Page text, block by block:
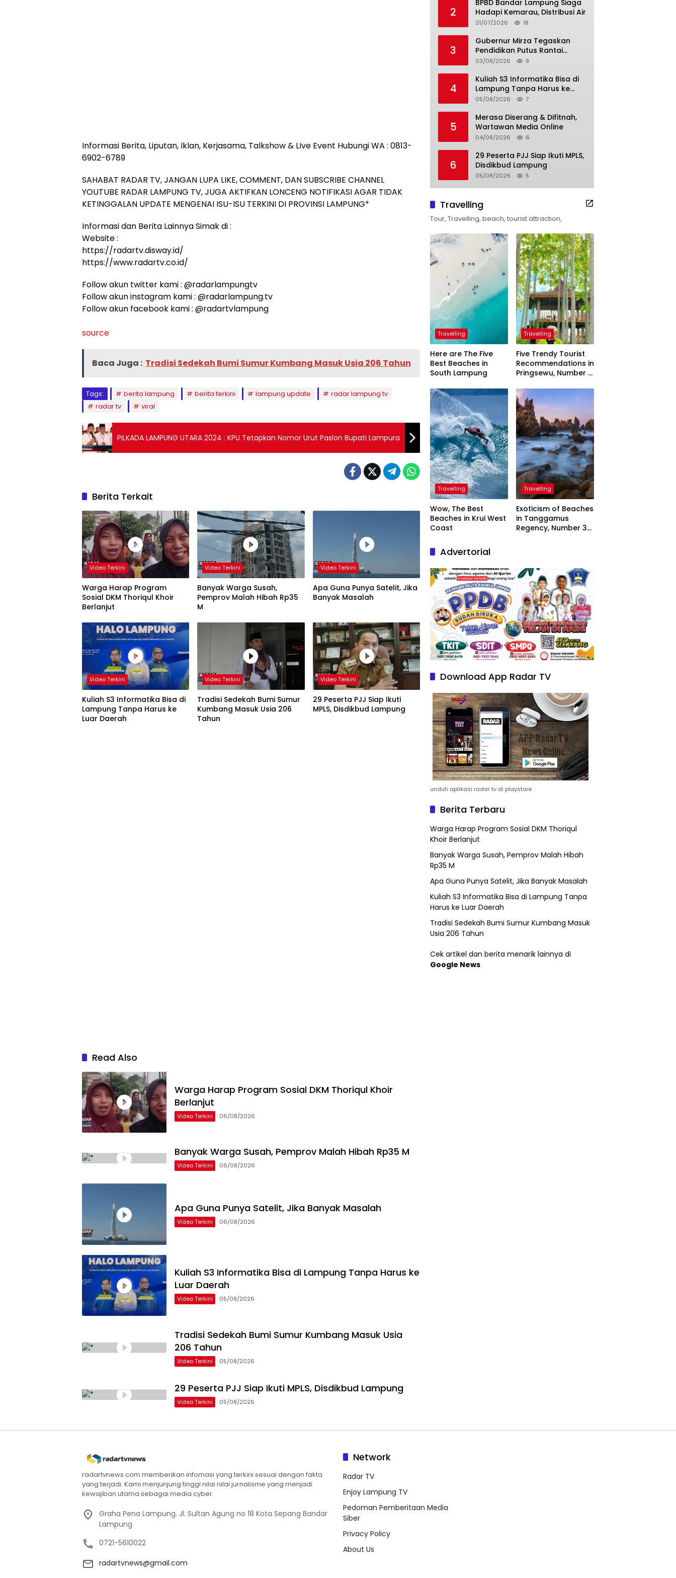
Informasi Berita, Liputan, Iklan, Kerjasama, Talkshow & LIve Event Hubungi WA : 0813-
6902-6789
SAHABAT RADAR TV, JANGAN LUPA LIKE, COMMENT, DAN SUBSCRIBE CHANNEL
YOUTUBE RADAR LAMPUNG TV, JUGA AKTIFKAN LONCENG NOTIFIKASI AGAR TIDAK
KETINGGALAN UPDATE MENGENAI ISU-ISU TERKINI DI PROVINSI LAMPUNG*
Informasi dan Berita Lainnya Simak di :
Website :
https://radartv.disway.id/
https://www.radartv.co.id/
Follow akun twitter kami : @radarlampungtv
Follow akun instagram kami : @radarlampung.tv
Follow akun facebook kami : @radartvlampung
source
Baca Juga : Tradisi Sedekah Bumi Sumur Kumbang Masuk Usia 206 Tahun
Tags: berita lampung berita terkini lampung update
radar lampung tv
radar tv
viral
PILKADA LAMPUNG UTARA 2024 : KPU Tetapkan Nomor Urut Paslon Bupati Lampura
Berita Terkait
Video Terkini
Warga Harap Program
Sosial DKM Thoriqul Khoir
Berlanjut
Video Terkini
Banyak Warga Susah,
Pemprov Malah Hibah Rp35
M
Video Terkini
Apa Guna Punya Satelit, Jika
Banyak Masalah
Video Terkini
Kuliah S3 Informatika Bisa di
Lampung Tanpa Harus ke
Luar Daerah
Video Terkini
Tradisi Sedekah Bumi Sumur
Kumbang Masuk Usia 206
Tahun
Video Terkini
29 Peserta PJJ Siap Ikuti
MPLS, Disdikbud Lampung
Read Also
Warga Harap Program Sosial DKM Thoriqul Khoir
Berlanjut
Video Terkini 06/08/2026
Banyak Warga Susah, Pemprov Malah Hibah Rp35 M
Video Terkini 06/08/2026
Apa Guna Punya Satelit, Jika Banyak Masalah
Video Terkini 06/08/2026
Kuliah S3 Informatika Bisa di Lampung Tanpa Harus ke
Luar Daerah
Video Terkini 05/08/2026
Tradisi Sedekah Bumi Sumur Kumbang Masuk Usia
206 Tahun
Video Terkini 05/08/2026
29 Peserta PJJ Siap Ikuti MPLS, Disdikbud Lampung
Video Terkini 05/08/2026
2
BPBD Bandar Lampung Siaga
Hadapi Kemarau, Distribusi Air
31/07/2026 18
3
Gubernur Mirza Tegaskan
Pendidikan Putus Rantai
Kemiskinan
03/08/2026 9
4
Kuliah S3 Informatika Bisa di
Lampung Tanpa Harus ke
Luar Daerah
05/08/2026 7
5
Merasa Diserang & Difitnah,
Wartawan Media Online
04/08/2026 6
6
29 Peserta PJJ Siap Ikuti MPLS,
Disdikbud Lampung
05/08/2026 5
Travelling
Tour, Travelling, beach, tourist attraction,
Travelling
Here are The Five
Best Beaches in
South Lampung
Travelling
Five Trendy Tourist
Recommendations in
Pringsewu, Number 3
President
Travelling
Wow, The Best
Beaches in Krui West
Coast
Travelling
Exoticism of Beaches
in Tanggamus
Regency, Number 3
Advertorial
Download App Radar TV
unduh aplikasi radar tv di playstore
Berita Terbaru
Warga Harap Program Sosial DKM Thoriqul
Khoir Berlanjut
Banyak Warga Susah, Pemprov Malah Hibah
Rp35 M
Apa Guna Punya Satelit, Jika Banyak Masalah
Kuliah S3 Informatika Bisa di Lampung Tanpa
Harus ke Luar Daerah
Tradisi Sedekah Bumi Sumur Kumbang Masuk
Usia 206 Tahun
Cek artikel dan berita menarik lainnya di
Google News
radartvnews.com memberikan infomasi yang terkini sesuai dengan fakta
yang terjadi. Kami menjunjung tinggi nilai nilai jurnalisme yang menjadi
kewajiban utama sebagai media cyber.
Graha Pena Lampung. Jl. Sultan Agung no 18 Kota Sepang Bandar
Lampung
0721-5610022
radartvnews@gmail.com
Network
Radar TV
Enjoy Lampung TV
Pedoman Pemberitaan Media
Siber
Privacy Policy
About Us